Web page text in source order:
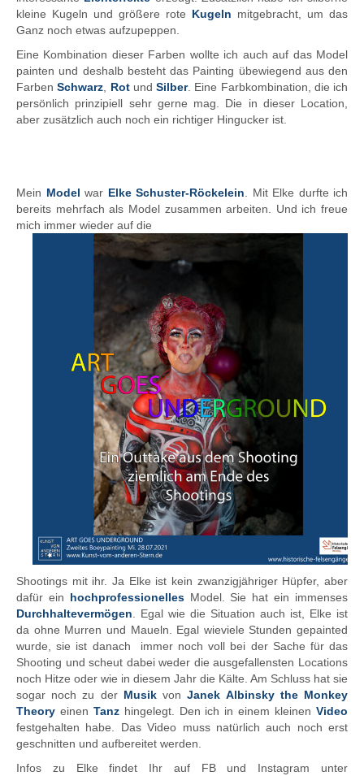
kleine Kugeln und größere rote Kugeln mitgebracht, um das
Ganz noch etwas aufzupeppen.
Eine Kombination dieser Farben wollte ich auch auf das Model
painten und deshalb besteht das Painting übewiegend aus den
FarbenSchwarz Rot und Silber. Eine Farbkombination, die ich
persönlich prinzipiell sehr gerne mag. Die in dieser Location,
aber zusätzlich auch noch ein richtiger Hingucker ist.
Mein Model war Elke Schuster-Röckelein . Mit Elke durfte ich
bereits mehrfach als Model zusammen arbeiten. Und ich freue
mich immer wieder auf die
Shootings mit ihr. Ja Elke ist kein zwanzigjähriger Hüpfer, aber
dafür ein hochprofessionelles Model. Sie hat ein immenses
Durchhaltevermögen . Egal wie die Situation auch ist, Elke ist
da ohne Murren und Maueln. Egal wieviele Stunden gepainted
wurde, sie ist danach immer noch voll bei der Sache für das
Shooting und scheut dabei weder die ausgefallensten Locations
noch Hitze oder wie in diesem Jahr die Kälte. Am Schluss hat sie
sogar noch zu der Musik vonJanek Albinsky the Monkey
Theory einen Tanz hingelegt. Den ich in einem kleinenVideo
festgehalten habe. Das Video muss natürlich auch noch erst
geschnitten und aufbereitet werden.
Infos zu Elke findet Ihr auf FB und Instagram unter